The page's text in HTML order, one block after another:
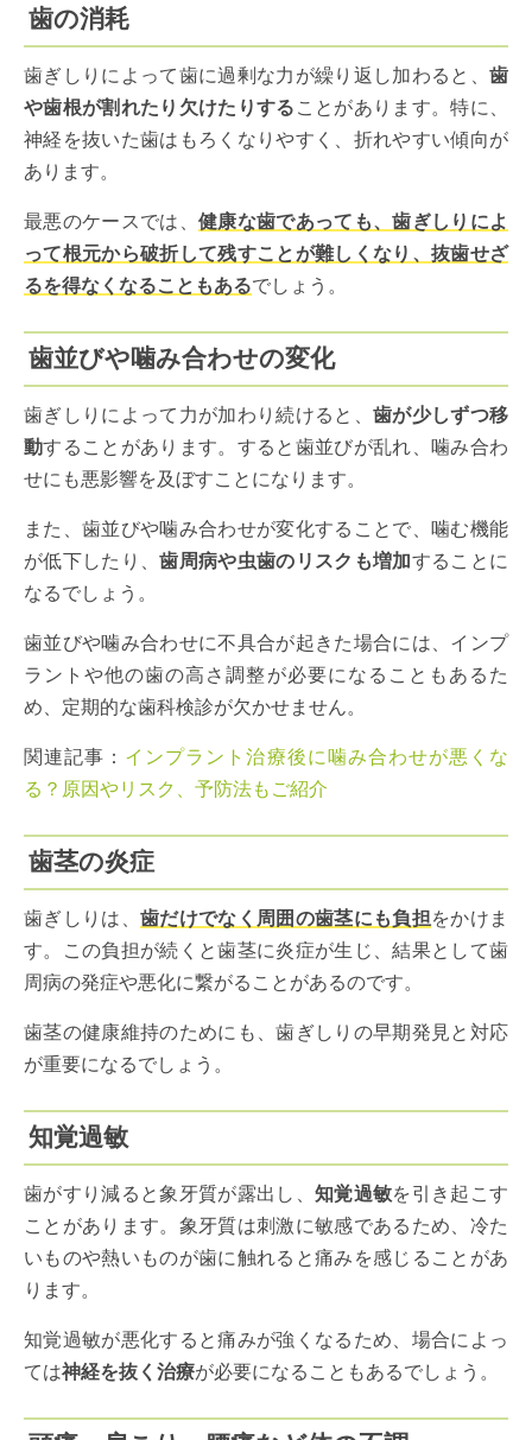
歯の消耗
歯ぎしりによって歯に過剰な力が繰り返し加わると、 歯
や歯根が割れたり欠けたりする ことがあります。特に、
神経を抜いた歯はもろくなりやすく、折れやすい傾向が
あります。
最悪のケースでは、 健康な歯であっても、歯ぎしりによ
って根元から破折して残すことが難しくなり、抜歯せざ
るを得なくなることもあるでしょう。
歯並びや噛み合わせの変化
歯ぎしりによって力が加わり続けると、 歯が少しずつ移
動することがあります。すると歯並びが乱れ、噛み合わ
せにも悪影響を及ぼすことになります。
また、歯並びや噛み合わせが変化することで、噛む機能
が低下したり、歯周病や虫歯のリスクも増加することに
なるでしょう。
歯並びや噛み合わせに不具合が起きた場合には、インプ
ラントや他の歯の高さ調整が必要になることもあるた
め、定期的な歯科検診が欠かせません。
関連記事： インプラント治療後に噛み合わせが悪くな
る？原因やリスク、予防法もご紹介
歯茎の炎症
歯ぎしりは、 歯だけでなく周囲の歯茎にも負担をかけま
す。この負担が続くと歯茎に炎症が生じ、結果として歯
周病の発症や悪化に繋がることがあるのです。
歯茎の健康維持のためにも、歯ぎしりの早期発見と対応
が重要になるでしょう。
知覚過敏
歯がすり減ると象牙質が露出し、 知覚過敏を引き起こす
ことがあります。象牙質は刺激に敏感であるため、冷た
いものや熱いものが歯に触れると痛みを感じることがあ
ります。
知覚過敏が悪化すると痛みが強くなるため、場合によっ
ては神経を抜く治療が必要になることもあるでしょう。